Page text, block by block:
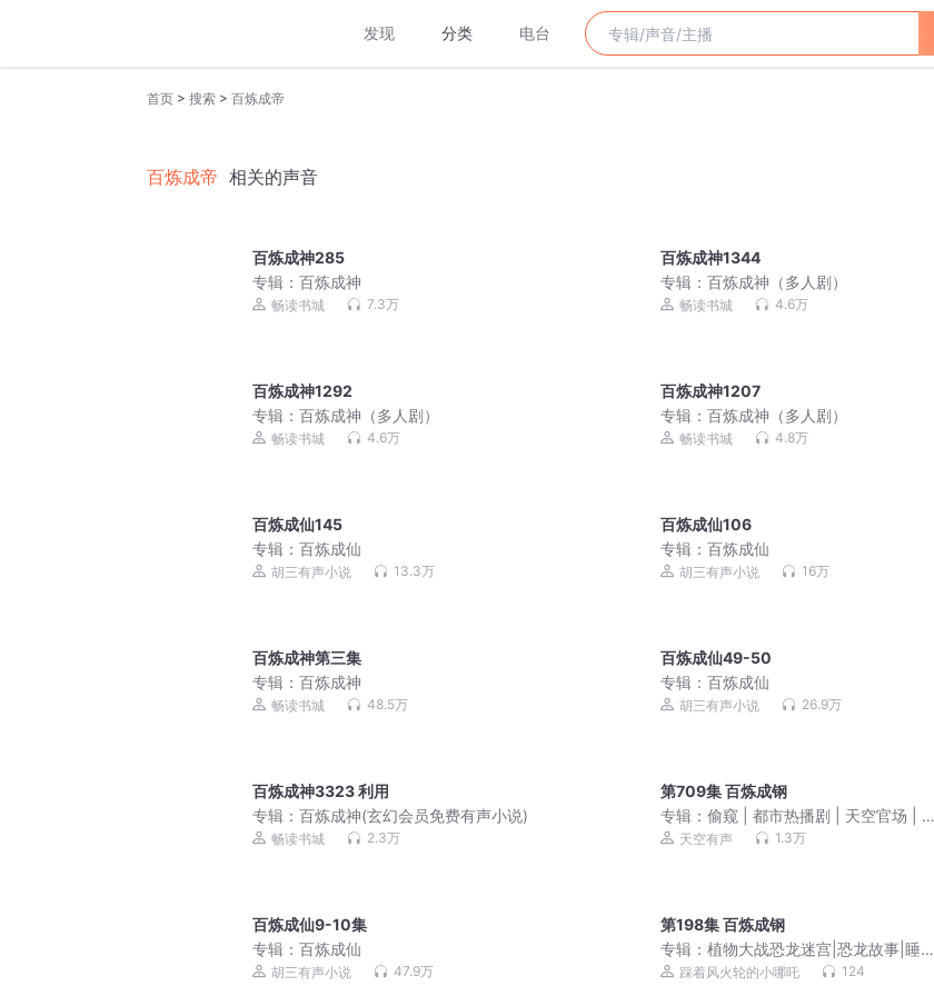
发现 分类 电台
首页 > 搜索 > 百炼成帝
百炼成帝 相关的声音
百炼成神285
专辑： 百炼成神
畅读书城 7.3万
百炼成神1344
专辑：百炼成神（多人剧）
畅读书城 4.6万
百炼成神1292
专辑： 百炼成神（多人剧）
畅读书城 4.6万
百炼成神1207
专辑：百炼成神（多人剧）
畅读书城 4.8万
百炼成仙145
专辑： 百炼成仙
胡三有声小说 13.3万
百炼成仙106
专辑：百炼成仙
胡三有声小说 16万
百炼成神第三集
专辑： 百炼成神
畅读书城 48.5万
百炼成仙49-50
专辑：百炼成仙
胡三有声小说 26.9万
百炼成神3323 利用
专辑： 百炼成神(玄幻会员免费有声小说)
畅读书城 2.3万
第709集 百炼成钢
专辑：偷窥 | 都市热播剧 | 天空官场 | 多
播精品
天空有声 1.3万
百炼成仙9-10集
专辑： 百炼成仙
胡三有声小说 47.9万
第198集 百炼成钢
专辑：植物大战恐龙迷宫|恐龙故事|睡前
故事|多人精品广播剧
踩着风火轮的小哪吒 124